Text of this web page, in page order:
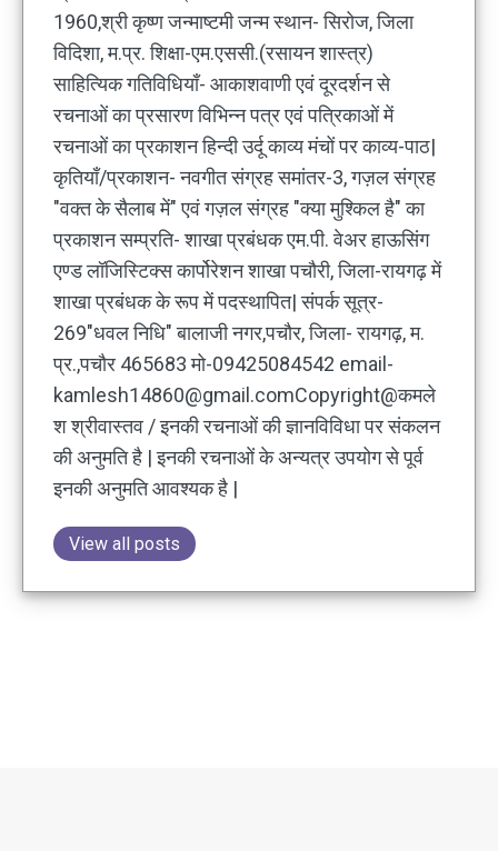
1960,श्री कृष्ण जन्माष्टमी जन्म स्थान- सिरोज, जिला
विदिशा, म.प्र. शिक्षा-एम.एससी.(रसायन शास्त्र)
साहित्यिक गतिविधियाँ- आकाशवाणी एवं दूरदर्शन से
रचनाओं का प्रसारण विभिन्न पत्र एवं पत्रिकाओं में
रचनाओं का प्रकाशन हिन्दी उर्दू काव्य मंचों पर काव्य-पाठ|
कृतियाँ/प्रकाशन- नवगीत संग्रह समांतर-3, गज़ल संग्रह
"वक्त के सैलाब में" एवं गज़ल संग्रह "क्या मुश्किल है" का
प्रकाशन सम्प्रति- शाखा प्रबंधक एम.पी. वेअर हाऊसिंग
एण्ड लॉजिस्टिक्स कार्पोरेशन शाखा पचौरी, जिला-रायगढ़ में
शाखा प्रबंधक के रूप में पदस्थापित| संपर्क सूत्र-
269"धवल निधि" बालाजी नगर,पचौर, जिला- रायगढ़, म.
प्र.,पचौर 465683 मो-09425084542 email-
kamlesh14860@gmail.comCopyright@कमले
श श्रीवास्तव / इनकी रचनाओं की ज्ञानविविधा पर संकलन
की अनुमति है | इनकी रचनाओं के अन्यत्र उपयोग से पूर्व
इनकी अनुमति आवश्यक है |
View all posts